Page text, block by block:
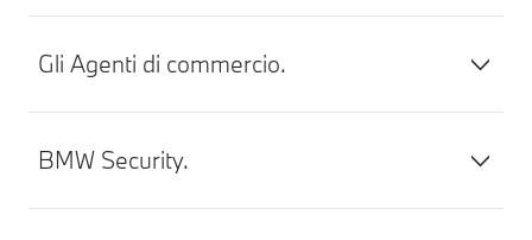
Gli Agenti di commercio.
BMW Security.